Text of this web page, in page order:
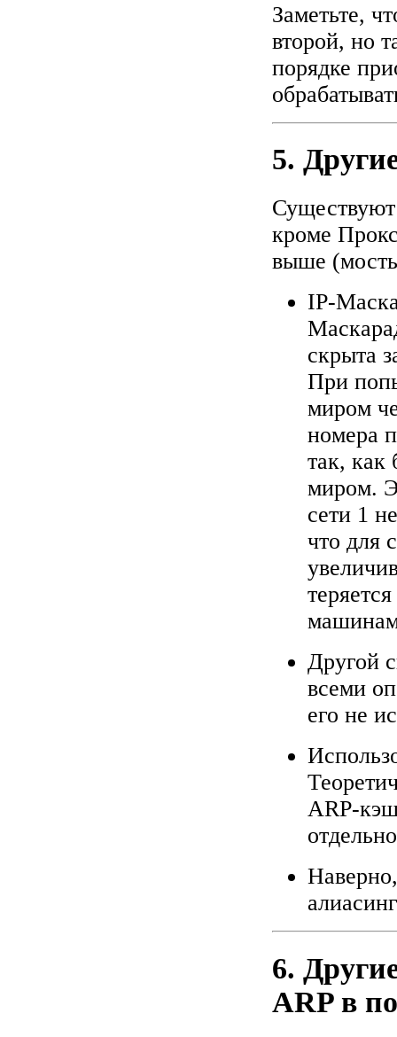
Заметьте,
второй, но
порядке
5.
кроме
выше
IP-
скрыта
При
миром
номера
так, как
миром.
сети 1
что для
Другой
всеми
его не
ARP-
6.
ARP в